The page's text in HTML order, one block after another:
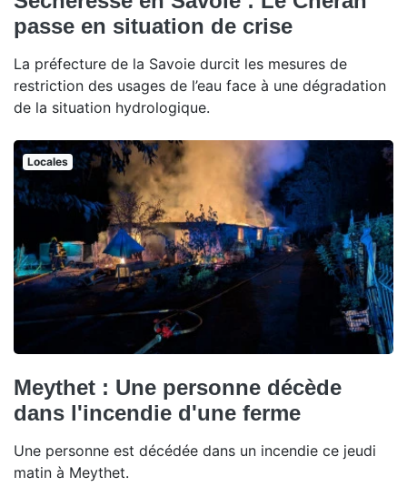
passe en situation de crise
La préfecture de la Savoie durcit les mesures de
restriction des usages de l’eau face à une dégradation
de la situation hydrologique.
Locales
Meythet : Une personne décède
dans l'incendie d'une ferme
Une personne est décédée dans un incendie ce jeudi
matin à Meythet.